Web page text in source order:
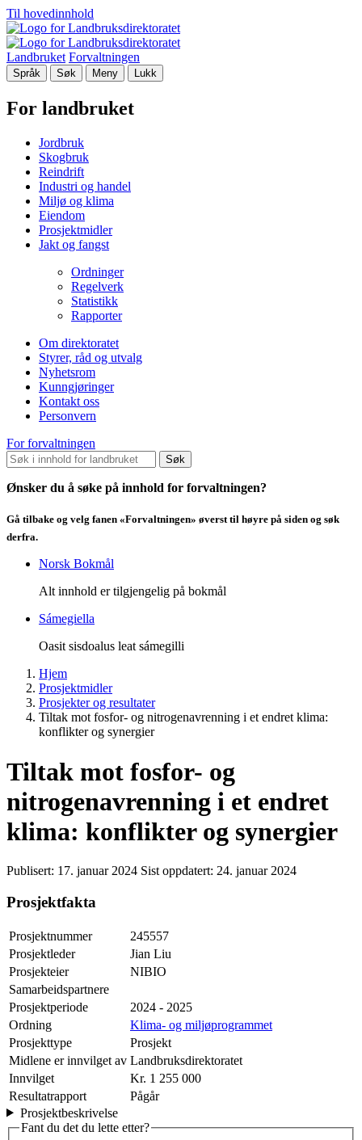
Til hovedinnhold
Landbruket Forvaltningen
Språk Søk Meny Lukk
For landbruket
Jordbruk
Skogbruk
Reindrift
Industri og handel
Miljø og klima
Eiendom
Prosjektmidler
Jakt og fangst
Ordninger
Regelverk
Statistikk
Rapporter
Om direktoratet
Styrer, råd og utvalg
Nyhetsrom
Kunngjøringer
Kontakt oss
Personvern
For forvaltningen
Søk
Ønsker du å søke på innhold for forvaltningen?
Gå tilbake og velg fanen «Forvaltningen» øverst til høyre på siden og søk
derfra.
Norsk Bokmål
Alt innhold er tilgjengelig på bokmål
Sámegiella
Oasit sisdoalus leat sámegilli
Hjem
Prosjektmidler
Prosjekter og resultater
Tiltak mot fosfor- og nitrogenavrenning i et endret klima:
konflikter og synergier
Tiltak mot fosfor- og
nitrogenavrenning i et endret
klima: konflikter og synergier
Publisert: 17. januar 2024 Sist oppdatert: 24. januar 2024
Prosjektfakta
Prosjektnummer
245557
Prosjektleder
Jian Liu
Prosjekteier
NIBIO
Samarbeidspartnere
Prosjektperiode
2024 - 2025
Ordning
Klima- og miljøprogrammet
Prosjekttype
Prosjekt
Midlene er innvilget av Landbruksdirektoratet
Innvilget
Kr. 1 255 000
Resultatrapport
Pågår
Prosjektbeskrivelse
Fant du det du lette etter?